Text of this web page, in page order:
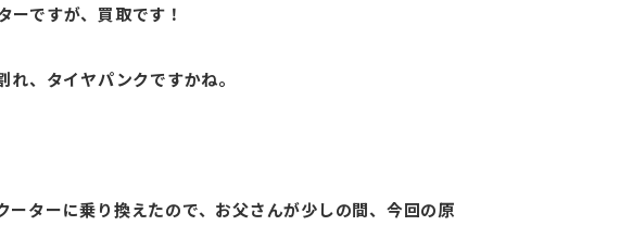
ですが、買取です！
、タイヤパンクですかね。
ターに乗り換えたので、お父さんが少しの間、今回の原